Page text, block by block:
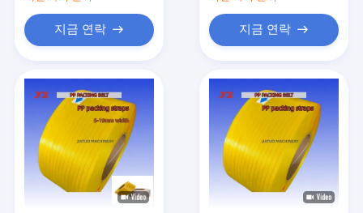
지금 연락 지금 연락